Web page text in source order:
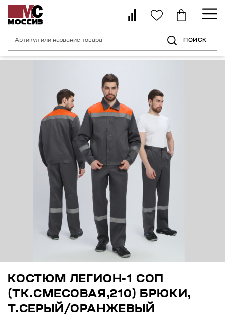
ПОИСК
Главная страница Спецодежда летняя
КОСТЮМ ЛЕГИОН-1 СОП
(ТК.СМЕСОВАЯ,210) БРЮКИ,
Т.СЕРЫЙ/ОРАНЖЕВЫЙ